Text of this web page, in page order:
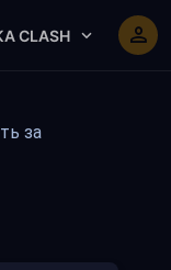
CLASH
за